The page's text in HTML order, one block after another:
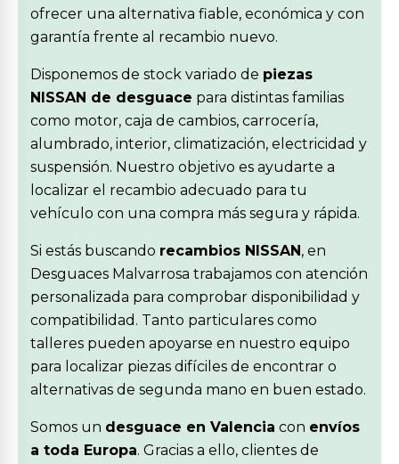
ofrecer una alternativa fiable, económica y con
garantía frente al recambio nuevo.
Disponemos de stock variado de piezas
NISSAN de desguace para distintas familias
como motor, caja de cambios, carrocería,
alumbrado, interior, climatización, electricidad y
suspensión. Nuestro objetivo es ayudarte a
localizar el recambio adecuado para tu
vehículo con una compra más segura y rápida.
Si estás buscando recambios NISSAN, en
Desguaces Malvarrosa trabajamos con atención
personalizada para comprobar disponibilidad y
compatibilidad. Tanto particulares como
talleres pueden apoyarse en nuestro equipo
para localizar piezas difíciles de encontrar o
alternativas de segunda mano en buen estado.
Somos un desguace en Valencia con envíos
a toda Europa. Gracias a ello, clientes de